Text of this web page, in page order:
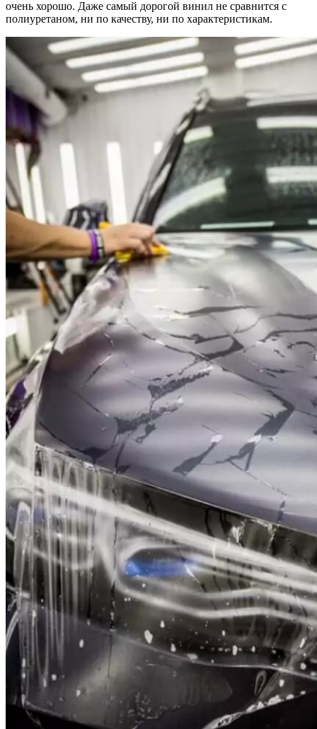
очень хорошо. Даже самый дорогой винил не сравнится с
полиуретаном, ни по качеству, ни по характеристикам.